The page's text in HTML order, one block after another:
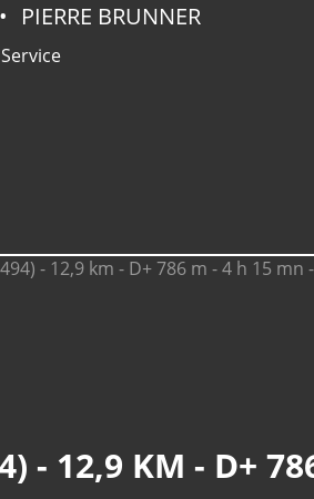
PIERRE BRUNNER
Service
- 12,9 KM - D+